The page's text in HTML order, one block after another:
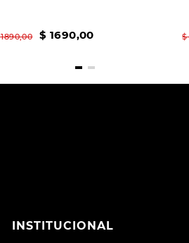
1890,00 $ 1690,00 $
INSTITUCIONAL